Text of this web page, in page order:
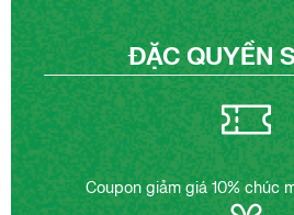
ĐẶC QUYỀN
Coupon giảm giá 10% chúc